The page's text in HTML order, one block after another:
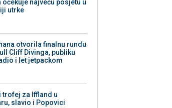
očekuje najveću posjetu u
utrke
otvorila finalnu rundu
Cliff Divinga, publiku
i let jetpackom
trofej za Iffland u
slavio i Popovici